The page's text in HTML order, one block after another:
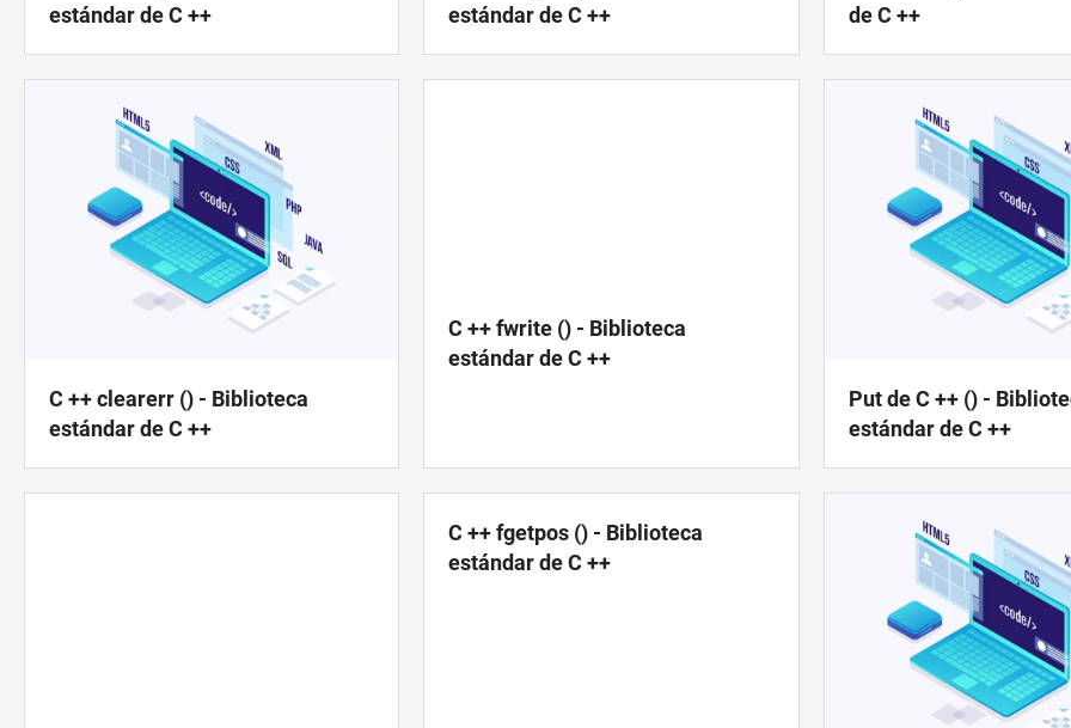
estándar de C ++
estándar de C ++
de C ++
C ++ clearerr () - Biblioteca
estándar de C ++
C ++ fwrite () - Biblioteca
estándar de C ++
Put de C ++ () -
estándar de C ++
C ++ fgetpos () - Biblioteca
estándar de C ++